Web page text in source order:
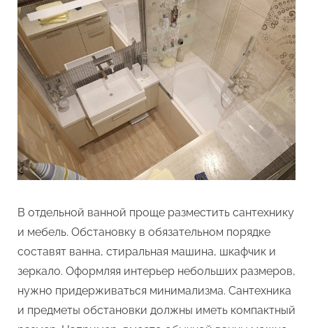
В отдельной ванной проще разместить сантехнику
и мебель. Обстановку в обязательном порядке
составят ванна, стиральная машина, шкафчик и
зеркало. Оформляя интерьер небольших размеров,
нужно придерживаться минимализма. Сантехника
и предметы обстановки должны иметь компактный